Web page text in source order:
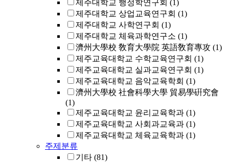
제주대학교 행정학연구회 (1)
제주대학교 상업교육연구회 (1)
제주대학교 사학연구회 (1)
제주대학교 체육과학연구소 (1)
濟州大學校 敎育大學院 英語敎育專攻 (1)
제주교육대학교 수학교육연구회 (1)
제주교육대학교 실과교육연구회 (1)
제주교육대학교 음악교육학회 (1)
濟州大學校 社會科學大學 貿易學硏究會
(1)
제주교육대학교 윤리교육학과 (1)
제주교육대학교 사회과교육과 (1)
제주교육대학교 체육교육학과 (1)
주제분류
기타 (81)